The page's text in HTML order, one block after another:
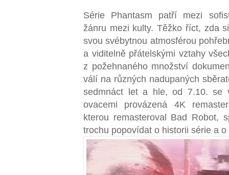
Série Phantasm patří mezi
žánru mezi kulty. Těžko říct, zda
svou svébytnou atmosférou
a viditelně přátelskými vztahy
z požehnaného množství
válí na různých nadupaných
sedmnáct let a hle, od 7.10. se
ovacemi provázená 4K
kterou remasteroval Bad Robot,
trochu popovídat o historii série a